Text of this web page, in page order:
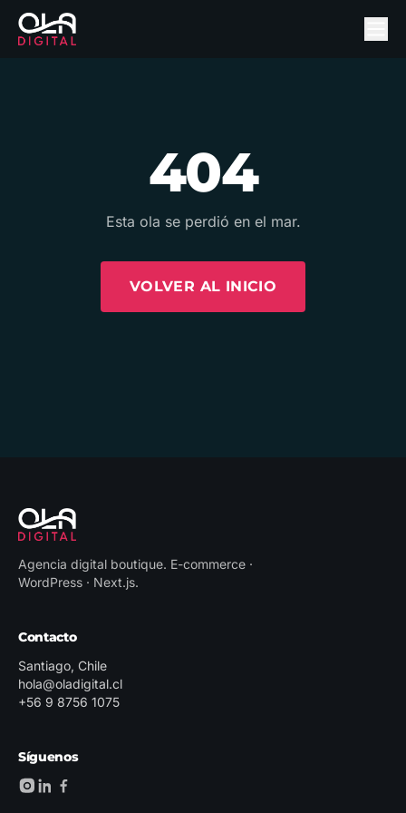
404
Esta ola se perdió en el mar.
VOLVER AL INICIO
Agencia digital boutique. E-commerce ·
WordPress · Next.js.
Contacto
Santiago, Chile
hola@oladigital.cl
+56 9 8756 1075
Síguenos